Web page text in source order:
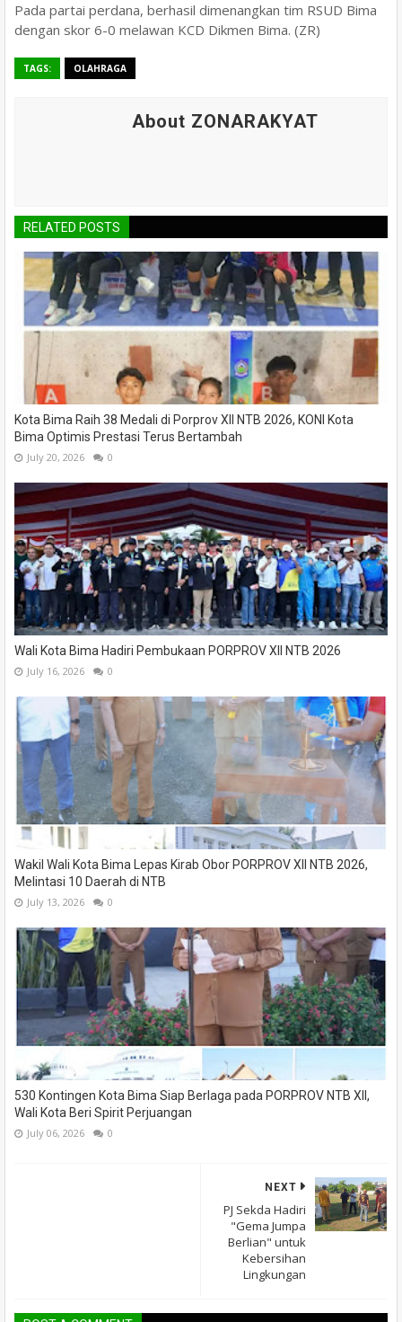
Pada partai perdana, berhasil dimenangkan tim RSUD Bima
dengan skor 6-0 melawan KCD Dikmen Bima. (ZR)
TAGS: OLAHRAGA
About ZONARAKYAT
RELATED POSTS
Kota Bima Raih 38 Medali di Porprov XII NTB 2026, KONI Kota
Bima Optimis Prestasi Terus Bertambah
July 20, 2026 0
Wali Kota Bima Hadiri Pembukaan PORPROV XII NTB 2026
July 16, 2026 0
Wakil Wali Kota Bima Lepas Kirab Obor PORPROV XII NTB 2026,
Melintasi 10 Daerah di NTB
July 13, 2026 0
530 Kontingen Kota Bima Siap Berlaga pada PORPROV NTB XII,
Wali Kota Beri Spirit Perjuangan
July 06, 2026 0
NEXT
PJ Sekda Hadiri
"Gema Jumpa
Berlian" untuk
Kebersihan
Lingkungan